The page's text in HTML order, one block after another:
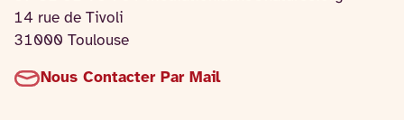
14 rue de Tivoli
31000 Toulouse
Nous Contacter Par Mail